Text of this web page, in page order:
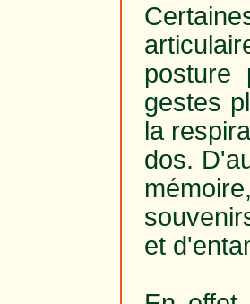
posture
gestes
la
dos.
et